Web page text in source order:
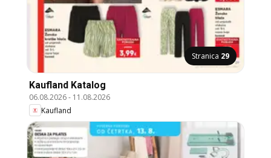
Stranica 29
Kaufland Katalog
06.08.2026- 11.08.2026
Kaufland